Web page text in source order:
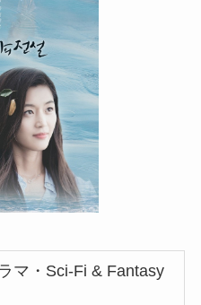
マ・Sci-Fi & Fantasy